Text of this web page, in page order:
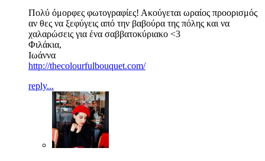
Πολύ όμορφες φωτογραφίες! Ακούγεται ωραίος προορισμός
αν θες να ξεφύγεις από την βαβούρα της πόλης και να
χαλαρώσεις για ένα σαββατοκύριακο <3
Φιλάκια,
Ιωάννα
http://thecolourfulbouquet.com/
reply...